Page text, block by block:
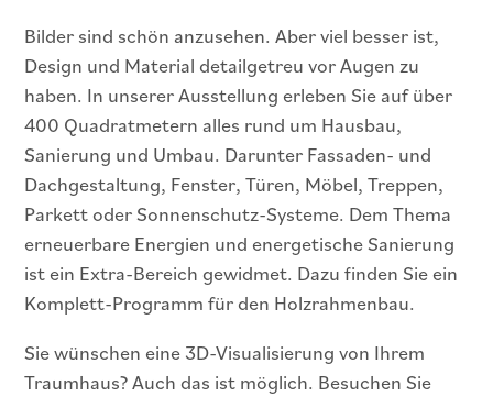
Bilder sind schön anzusehen. Aber viel besser ist,
Design und Material detailgetreu vor Augen zu
haben. In unserer Ausstellung erleben Sie auf über
400 Quadratmetern alles rund um Hausbau,
Sanierung und Umbau. Darunter Fassaden- und
Dachgestaltung, Fenster, Türen, Möbel, Treppen,
Parkett oder Sonnenschutz-Systeme. Dem Thema
erneuerbare Energien und energetische Sanierung
ist ein Extra-Bereich gewidmet. Dazu finden Sie ein
Komplett-Programm für den Holzrahmenbau.
Sie wünschen eine 3D-Visualisierung von Ihrem
Traumhaus? Auch das ist möglich. Besuchen Sie